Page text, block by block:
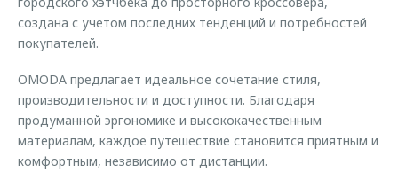
Трейд-ин
Оригинальные аксессуары
создана с учетом последних тенденций и потребностей
покупателей.
OMODA предлагает идеальное сочетание стиля,
производительности и доступности. Благодаря
продуманной эргономике и высококачественным
материалам, каждое путешествие становится приятным и
комфортным, независимо от дистанции.